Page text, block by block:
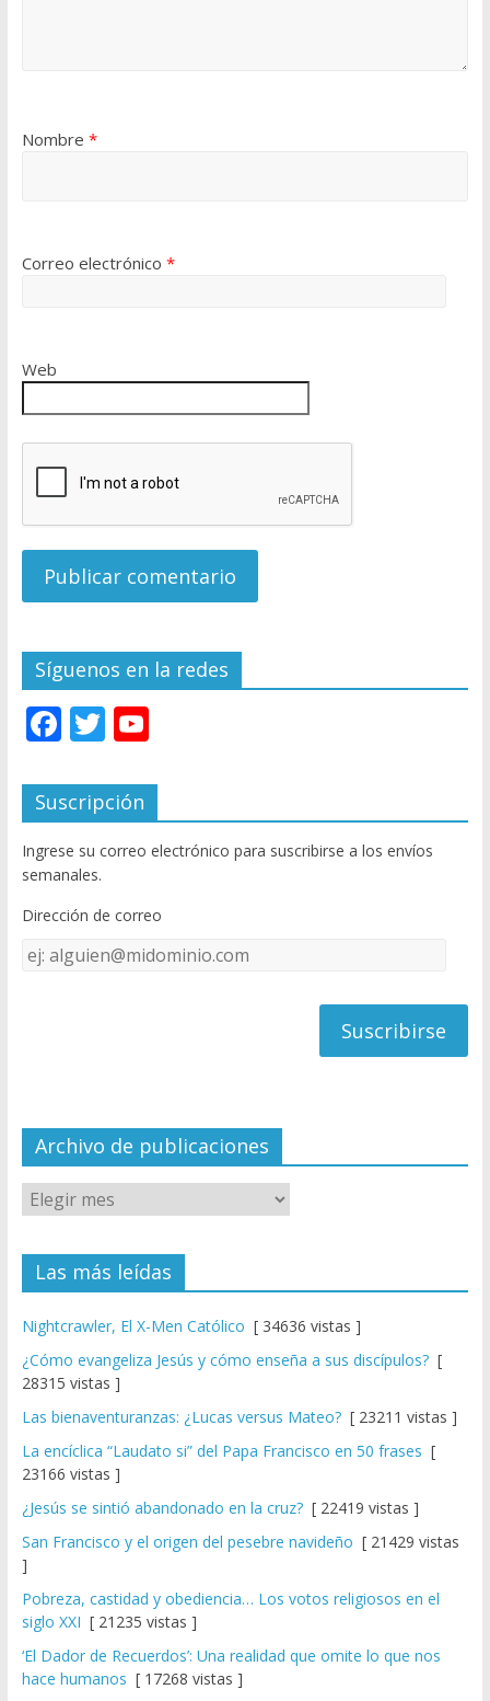
Nombre *
Correo electrónico *
Web
Síguenos en la redes
F
e
b
o
o
k
T
itt
er
Y
u
T
u
e
C
el
Suscripción
Ingrese su correo electrónico para suscribirse a los envíos
semanales.
Dirección de correo
Dirección
de
Archivo de publicaciones
Las más leídas
Nightcrawler, El X-Men Católico [ 34636 vistas ]
¿Cómo evangeliza Jesús y cómo enseña a sus discípulos?[
28315 vistas ]
Las bienaventuranzas: ¿Lucas versus Mateo?[ 23211 vistas ]
La encíclica “Laudato si” del Papa Francisco en 50 frases [
23166 vistas ]
¿Jesús se sintió abandonado en la cruz?[ 22419 vistas ]
San Francisco y el origen del pesebre navideño [ 21429 vistas
]
Pobreza, castidad y obediencia… Los votos religiosos en el
siglo XXI [ 21235 vistas ]
‘El Dador de Recuerdos’: Una realidad que omite lo que nos
hace humanos [ 17268 vistas ]